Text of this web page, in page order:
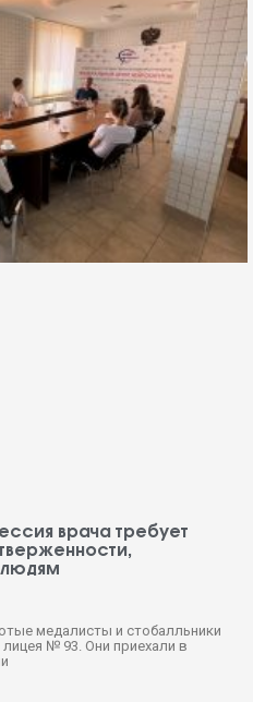
врача требует
медалисты и стобалльники
№ 93. Они приехали в